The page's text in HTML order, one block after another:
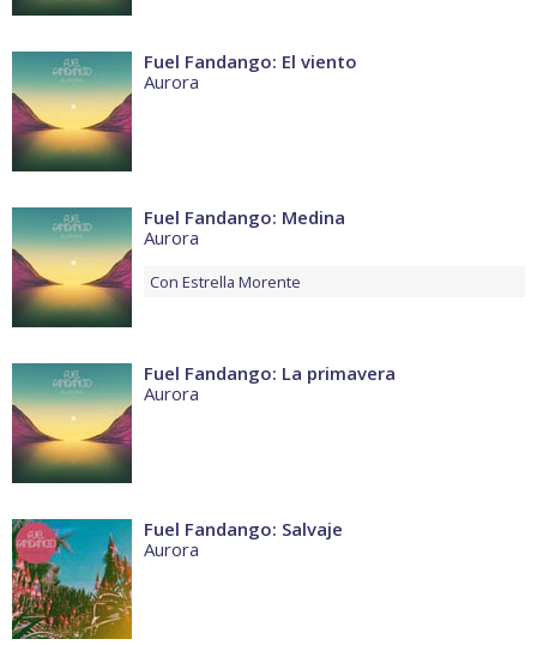
Fuel Fandango: El viento
Aurora
Fuel Fandango: Medina
Aurora
Con Estrella Morente
Fuel Fandango: La primavera
Aurora
Fuel Fandango: Salvaje
Aurora